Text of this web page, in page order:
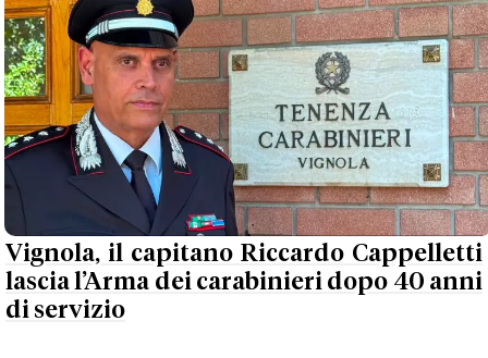
Vignola, il capitano Riccardo Cappelletti
lascia l’Arma dei carabinieri dopo 40 anni
di servizio